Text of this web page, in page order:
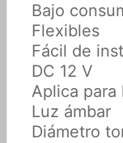
Bajo
Flexibles
Fácil de
DC 12 V
Aplica para
Luz ámbar
Diámetro